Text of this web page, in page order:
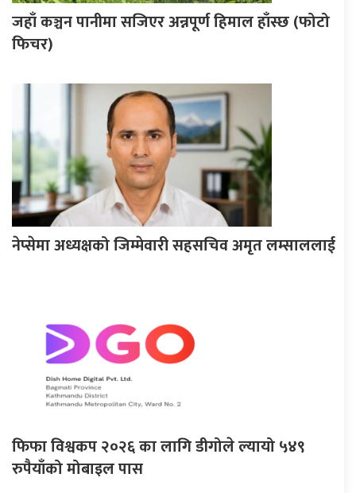
जहाँ कञ्चन पानीमा सजिएर अन्नपूर्ण हिमाल हाँस्छ (फोटो
फिचर)
नेप्सेमा अध्यक्षको जिम्मेवारी सहसचिव अमृत लम्साललाई
फिफा विश्वकप २०२६ का लागि डीगोले ल्यायो ५४९
रुपैयाँको मोबाइल पास